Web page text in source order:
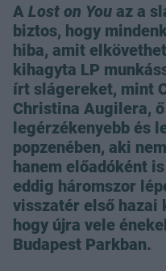
A Lost on You az a
biztos, hogy
hiba, amit
kihagyta LP
írt slágereket, mint
Christina Augilera,
legérzékenyebb és
popzenében, aki
hanem előadóként
eddig háromszor
visszatér első hazai
hogy újra vele
Budapest Parkban.